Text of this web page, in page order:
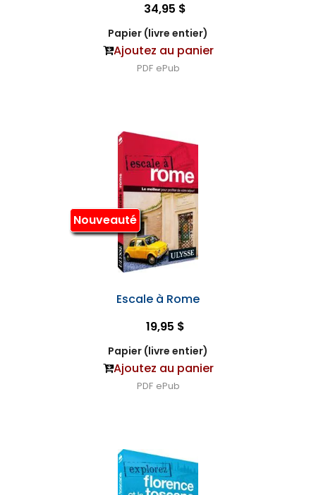
34,95 $
Papier (livre entier)
Ajoutez au panier
PDF ePub
Nouveauté
Escale à Rome
19,95 $
Papier (livre entier)
Ajoutez au panier
PDF ePub